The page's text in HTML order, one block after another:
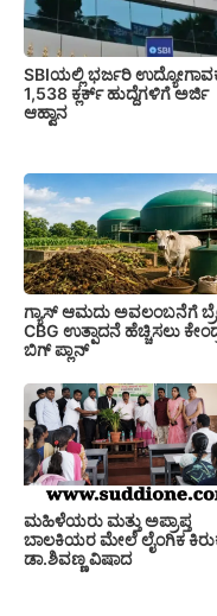
SBIಯಲ್ಲಿ ಭರ್ಜರಿ
1,538 ಕ್ಲರ್ಕ್ ಹುದ್ದೆಗಳಿಗೆ ಅರ್ಜಿ
ಆಹ್ವಾನ
ಗ್ಯಾಸ್ ಆಮದು ಅವಲಂಬನೆಗೆ
CBG ಉತ್ಪಾದನೆ ಹೆಚ್ಚಿಸಲು
ಬಿಗ್ ಪ್ಲಾನ್
ಮಹಿಳೆಯರು ಮತ್ತು ಅಪ್ರಾಪ್ತ
ಬಾಲಕಿಯರ ಮೇಲೆ ಲೈಂಗಿಕ
ಡಾ.ಶಿವಣ್ಣ ವಿಷಾದ